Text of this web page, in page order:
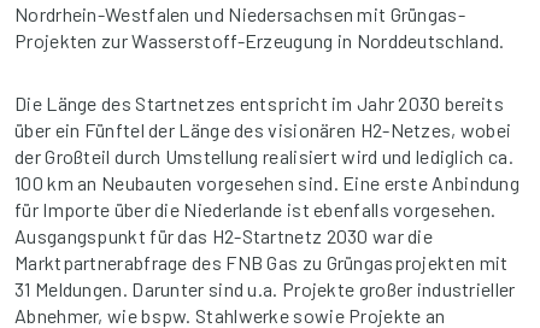
Nordrhein-Westfalen und Niedersachsen mit Grüngas-
Projekten zur Wasserstoff-Erzeugung in Norddeutschland.
Die Länge des Startnetzes entspricht im Jahr 2030 bereits
über ein Fünftel der Länge des visionären H2-Netzes, wobei
der Großteil durch Umstellung realisiert wird und lediglich ca.
100 km an Neubauten vorgesehen sind. Eine erste Anbindung
für Importe über die Niederlande ist ebenfalls vorgesehen.
Ausgangspunkt für das H2-Startnetz 2030 war die
Marktpartnerabfrage des FNB Gas zu Grüngasprojekten mit
31 Meldungen. Darunter sind u.a. Projekte großer industrieller
Abnehmer, wie bspw. Stahlwerke sowie Projekte an